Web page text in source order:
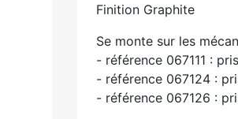
Finition Graphite
Se monte sur les
- référence 067111 :
- référence 067124 :
- référence 067126 :